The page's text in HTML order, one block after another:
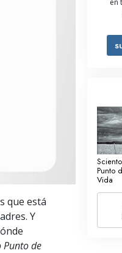
Respuestas a las
La Causa de la
Investigaciones
Los Fundamentos de
Los Fundamentos de
Públicas
Objetivos y Metas
que está
Y
Punto de
en
Punto
Vida